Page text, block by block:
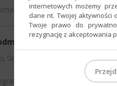
, Gratyfikant nexo InsERT nexo,
serwisowy
internetowych możemy
dane nt. Twojej aktywności
Twoje prawo do
rezygnację z akceptowania